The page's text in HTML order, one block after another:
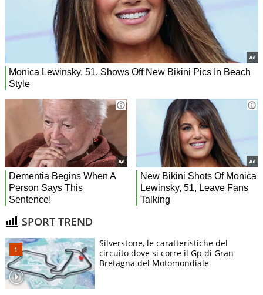
SPORT TREND
Silverstone, le caratteristiche del
circuito dove si corre il Gp di Gran
Bretagna del Motomondiale